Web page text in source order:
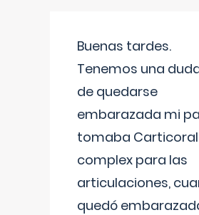
Buenas tardes.
Tenemos una
de quedarse
embarazada mi
tomaba Carticoral
complex para las
articulaciones,
quedó